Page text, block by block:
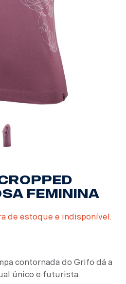
FEMININA
contornada do Grifo dá a
único e futurista.
de estoque e indisponível.